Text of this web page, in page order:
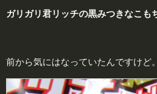
ガリガリ君リッチの黒みつきなこも
前から気にはなっていたんですけど。